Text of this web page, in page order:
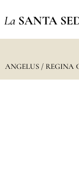
La SANTA
ANGELUS / REGINA